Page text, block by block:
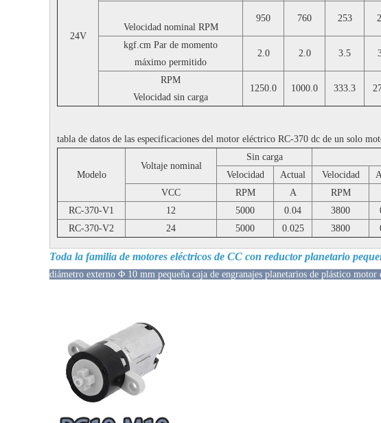
24V
Velocidad nominal RPM
950 760 253
kgf.cm Par de momento
máximo permitido
2.0 2.0 3.5
RPM
Velocidad sin carga
1250.0 1000.0 333.3
tabla de datos de las especificaciones del motor eléctrico RC-370 dc de un solo
Modelo
Voltaje nominal
Sin carga
Velocidad
Actual Velocidad
VCC
RPM A RPM
RC-370-V1
12 5000 0.04 3800
RC-370-V2
24 5000 0.025 3800
Toda la familia de motores eléctricos de CC con reductor planetario
diámetro externo Φ 10 mm pequeña caja de engranajes planetarios de plástico motor